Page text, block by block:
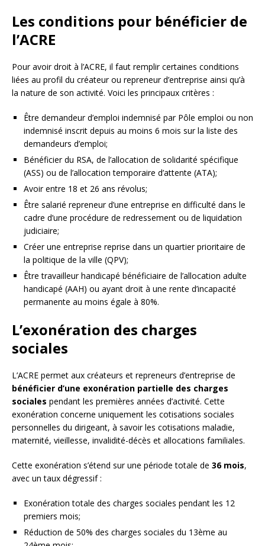
Les conditions pour bénéficier de
l’ACRE
Pour avoir droit à l’ACRE, il faut remplir certaines conditions
liées au profil du créateur ou repreneur d’entreprise ainsi qu’à
la nature de son activité. Voici les principaux critères :
Être demandeur d’emploi indemnisé par Pôle emploi ou non
indemnisé inscrit depuis au moins 6 mois sur la liste des
demandeurs d’emploi;
Bénéficier du RSA, de l’allocation de solidarité spécifique
(ASS) ou de l’allocation temporaire d’attente (ATA);
Avoir entre 18 et 26 ans révolus;
Être salarié repreneur d’une entreprise en difficulté dans le
cadre d’une procédure de redressement ou de liquidation
judiciaire;
Créer une entreprise reprise dans un quartier prioritaire de
la politique de la ville (QPV);
Être travailleur handicapé bénéficiaire de l’allocation adulte
handicapé (AAH) ou ayant droit à une rente d’incapacité
permanente au moins égale à 80%.
L’exonération des charges
sociales
L’ACRE permet aux créateurs et repreneurs d’entreprise de
bénéficier d’une exonération partielle des charges
sociales pendant les premières années d’activité. Cette
exonération concerne uniquement les cotisations sociales
personnelles du dirigeant, à savoir les cotisations maladie,
maternité, vieillesse, invalidité-décès et allocations familiales.
Cette exonération s’étend sur une période totale de 36 mois,
avec un taux dégressif :
Exonération totale des charges sociales pendant les 12
premiers mois;
Réduction de 50% des charges sociales du 13ème au